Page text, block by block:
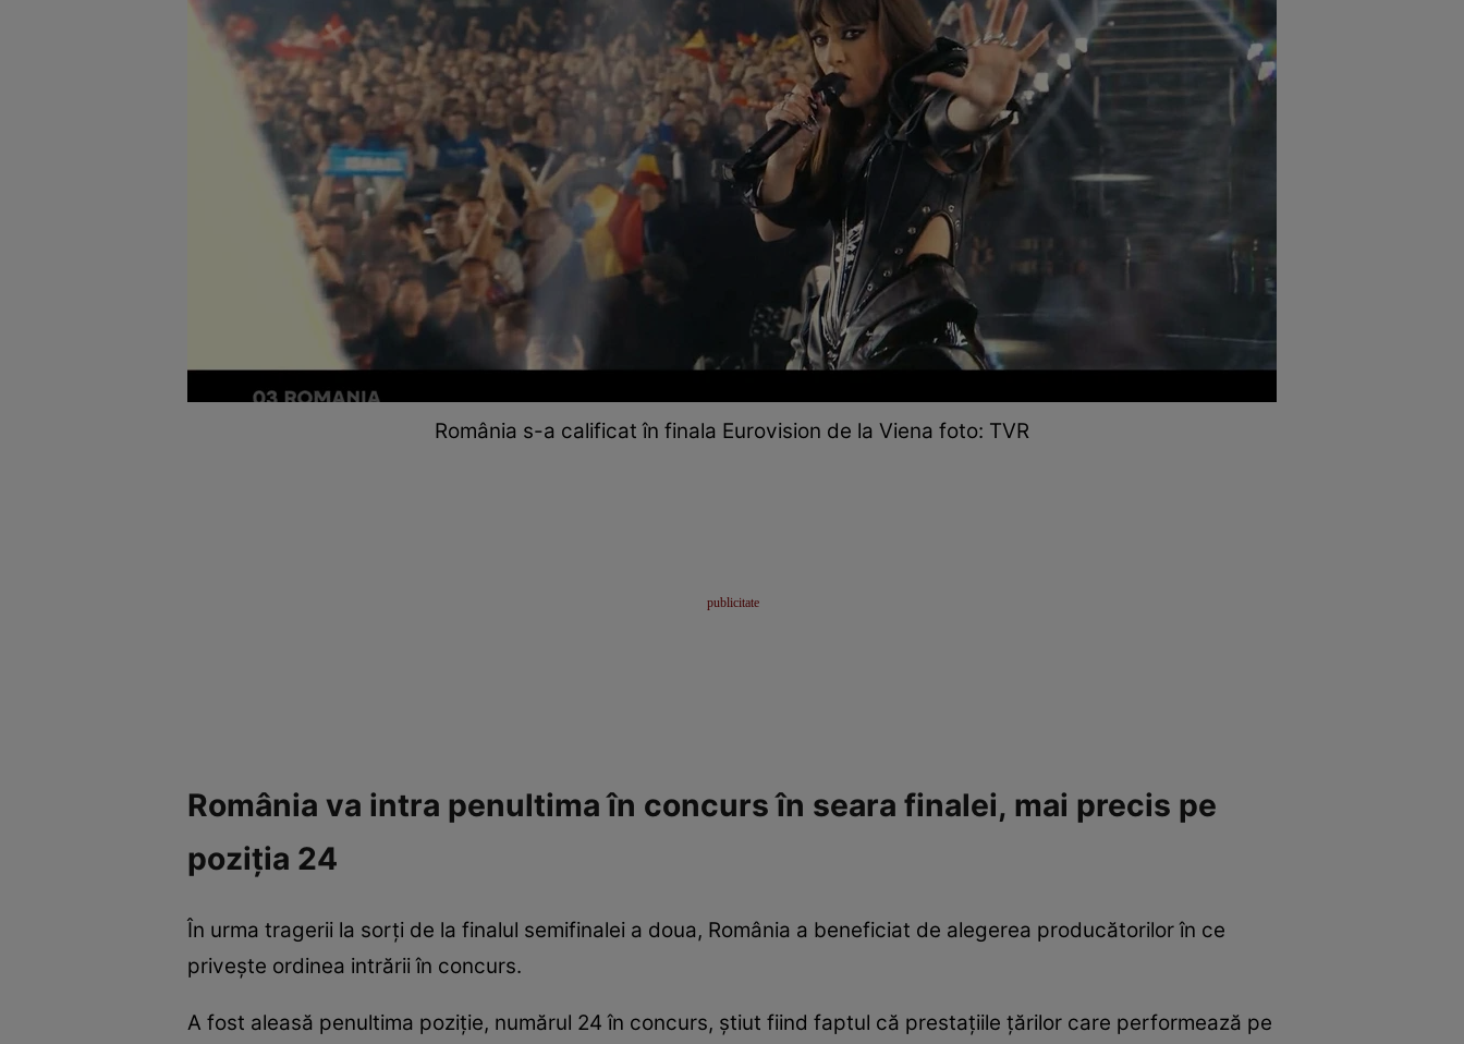
România s-a calificat în finala Eurovision de la Viena foto: TVR
România va intra penultima în concurs în seara finalei, mai precis pe
poziția 24
În urma tragerii la sorți de la finalul semifinalei a doua, România a beneficiat de alegerea producătorilor în ce
privește ordinea intrării în concurs.
A fost aleasă penultima poziție, numărul 24 în concurs, știut fiind faptul că prestațiile țărilor care performează pe